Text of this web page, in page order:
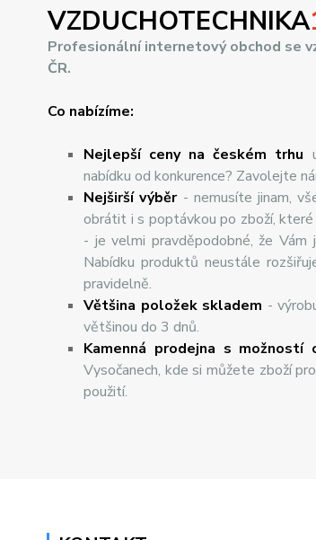
VZDUCHOTECHNIKA
Profesionální internetový obchod se
ČR.
Co nabízíme:
Nejlepší ceny na českém trhu
nabídku od konkurence? Zavolejte
Nejširšívýběr- nemusíte jinam,
obrátit i s poptávkou po zboží,
- je velmi pravděpodobné, že Vám
Nabídku produktů neustále
pravidelně.
Většina položek skladem -
většinou do 3 dnů.
Kamenná prodejna s možností
Vysočanech, kde si můžete zboží
použití.